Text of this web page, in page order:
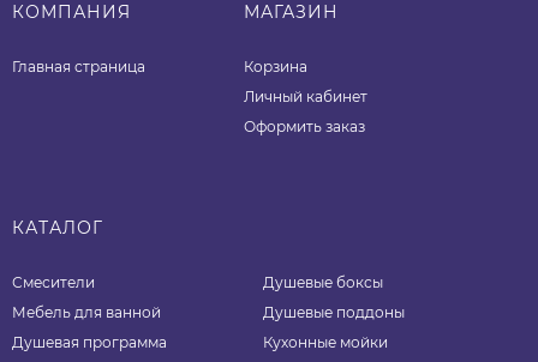
КОМПАНИЯ
Главная страница
МАГАЗИН
Корзина
Личный кабинет
Оформить заказ
КАТАЛОГ
Смесители
Мебель для ванной
Душевая программа
Душевые боксы
Душевые поддоны
Кухонные мойки